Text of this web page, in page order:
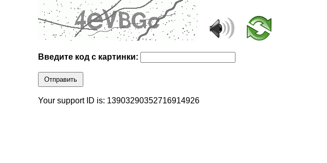
Введите код с картинки:
Отправить
Your support ID is: 13903290352716914926